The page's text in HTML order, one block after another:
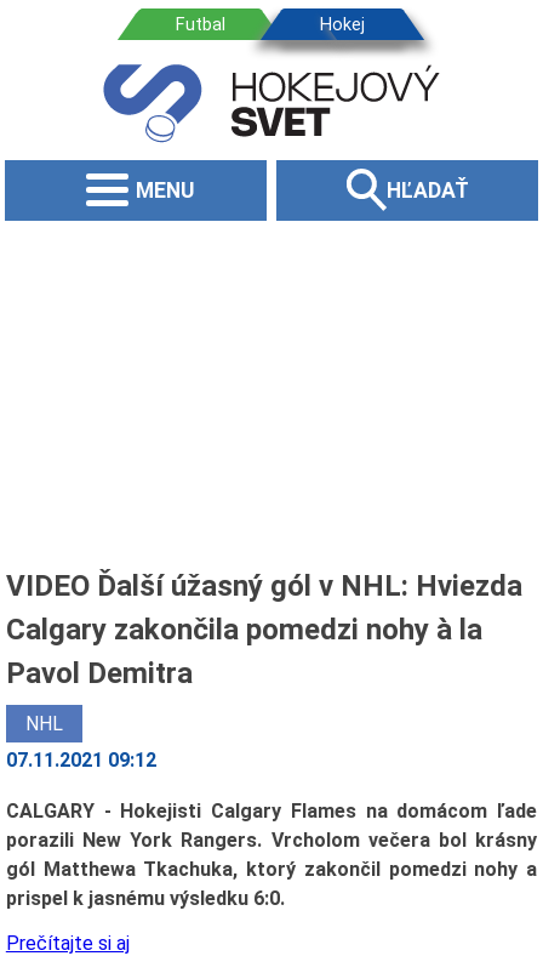
MENU HĽADAŤ
VIDEO Ďalší úžasný gól v NHL: Hviezda
Calgary zakončila pomedzi nohy à la
Pavol Demitra
NHL
07.11.2021 09:12
CALGARY - Hokejisti Calgary Flames na domácom ľade
porazili New York Rangers. Vrcholom večera bol krásny
gól Matthewa Tkachuka, ktorý zakončil pomedzi nohy a
prispel k jasnému výsledku 6:0.
Prečítajte si aj